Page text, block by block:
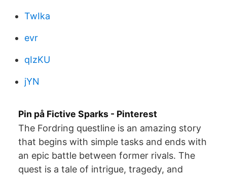
TwIka
evr
qIzKU
jYN
Pin på Fictive Sparks - Pinterest
The Fordring questline is an amazing story
that begins with simple tasks and ends with
an epic battle between former rivals. The
quest is a tale of intrigue, tragedy, and